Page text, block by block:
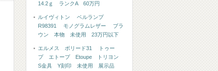
14.2ｇ ランクA 60万円
ルイヴィトン ベルランプ
R98391 モノグラムレザー ブラ
ウン 本物 未使用 23万円以下
エルメス ボリード31 トゥー
プ エトープ Etoupe トリヨン
S金具 Y刻印 未使用 展示品